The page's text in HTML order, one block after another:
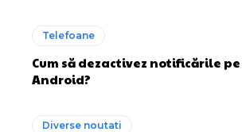
Telefoane
Cum să dezactivez notificările
Android?
Diverse noutati